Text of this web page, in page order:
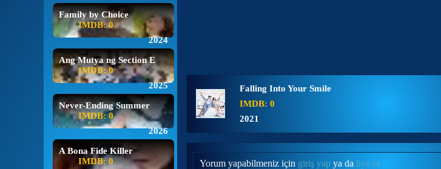
Family by Choice
IMDB: 0
2024
Ang Mutya ng Section E
IMDB: 0
2025
Never-Ending Summer
IMDB: 0
2026
A Bona Fide Killer
IMDB: 0
Falling Into Your Smile
IMDB: 0
2021
Yorum yapabilmeniz için giriş yap ya da üye ol